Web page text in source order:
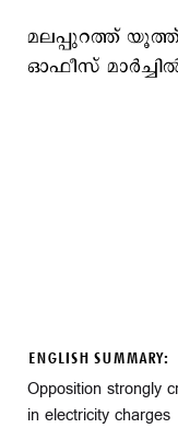
മലപ്പുറത്ത്
ഓഫീസ്
ENGLISH SUMMARY:
Opposition strongly
in electricity charges